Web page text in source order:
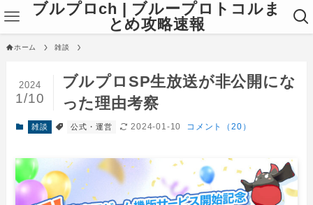
ブルプロch | ブループロトコルま
とめ攻略速報
ホーム 雑談
ブルプロSP生放送が非公開にな
った理由考察
2024
1/10
雑談 公式・運営 2024-01-10 コメント（20）